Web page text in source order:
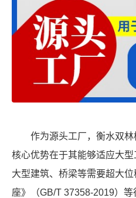
作为源头工厂，衡水双
核心优势在于其能够适应大
大型建筑、桥梁等需要超大
座》（GB/T 37358-2019）